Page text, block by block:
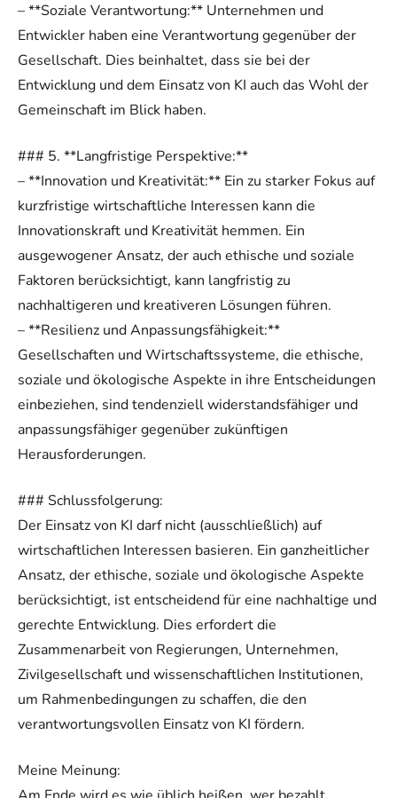
– **Soziale Verantwortung:** Unternehmen und
Entwickler haben eine Verantwortung gegenüber der
Gesellschaft. Dies beinhaltet, dass sie bei der
Entwicklung und dem Einsatz von KI auch das Wohl der
Gemeinschaft im Blick haben.
### 5. **Langfristige Perspektive:**
– **Innovation und Kreativität:** Ein zu starker Fokus auf
kurzfristige wirtschaftliche Interessen kann die
Innovationskraft und Kreativität hemmen. Ein
ausgewogener Ansatz, der auch ethische und soziale
Faktoren berücksichtigt, kann langfristig zu
nachhaltigeren und kreativeren Lösungen führen.
– **Resilienz und Anpassungsfähigkeit:**
Gesellschaften und Wirtschaftssysteme, die ethische,
soziale und ökologische Aspekte in ihre Entscheidungen
einbeziehen, sind tendenziell widerstandsfähiger und
anpassungsfähiger gegenüber zukünftigen
Herausforderungen.
### Schlussfolgerung:
Der Einsatz von KI darf nicht (ausschließlich) auf
wirtschaftlichen Interessen basieren. Ein ganzheitlicher
Ansatz, der ethische, soziale und ökologische Aspekte
berücksichtigt, ist entscheidend für eine nachhaltige und
gerechte Entwicklung. Dies erfordert die
Zusammenarbeit von Regierungen, Unternehmen,
Zivilgesellschaft und wissenschaftlichen Institutionen,
um Rahmenbedingungen zu schaffen, die den
verantwortungsvollen Einsatz von KI fördern.
Meine Meinung: